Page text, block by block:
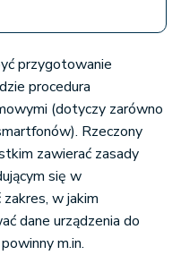
przygotowanie
procedura
(dotyczy zarówno
Rzeczony
zawierać zasady
się w
w jakim
dane urządzenia do
m.in.